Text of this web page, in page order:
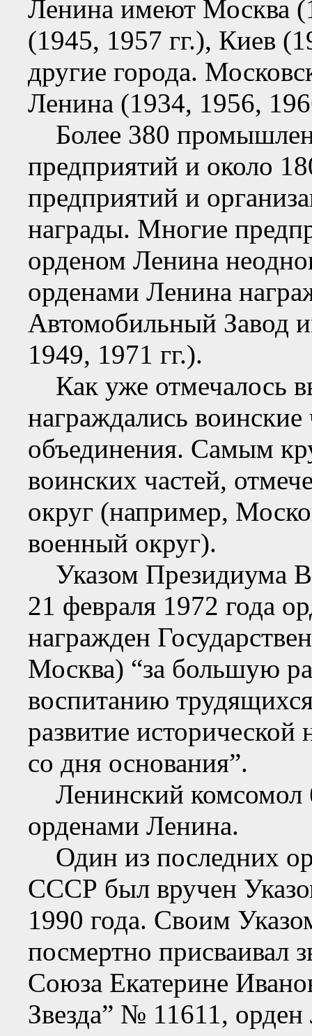
Ленина имеют Москва
(1945, 1957 гг.), Киев
другие города.
Ленина (1934, 1956,
Более 380
предприятий и около
предприятий и
награды. Многие
орденом Ленина
орденами Ленина
Автомобильный Завод
1949, 1971 гг.).
Как уже отмечалось
награждались
объединения. Самым
воинских частей,
округ (например,
военный округ).
Указом Президиума
21 февраля 1972 года
награжден
Москва) “за большую
воспитанию
развитие исторической
со дня основания”.
Ленинский комсомол
орденами Ленина.
Один из последних
СССР был вручен
1990 года. Своим
посмертно присваивал
Союза Екатерине
Звезда” № 11611,